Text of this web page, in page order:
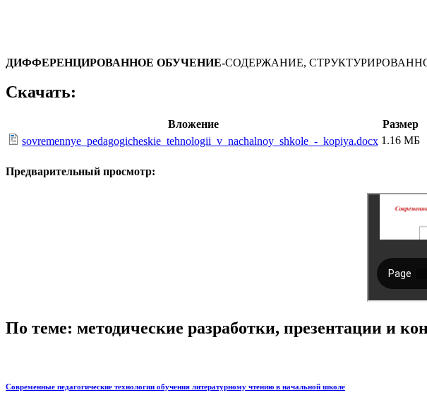
ДИФФЕРЕНЦИРОВАННОЕ ОБУЧЕНИЕ-СОДЕРЖАНИЕ,
Скачать:
Вложение
Размер
sovremennye_pedagogicheskie_tehnologii_v_nachalnoy_shkole_-_kopiya.docx 1.16 МБ
Предварительный просмотр:
По теме: методические разработки, презентации и
Современные педагогические технологии обучения литературному чтению в начальной школе